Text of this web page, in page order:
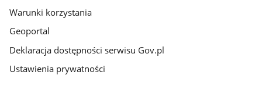
Warunki korzystania
Geoportal
Deklaracja dostępności serwisu Gov.pl
Ustawienia prywatności